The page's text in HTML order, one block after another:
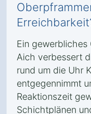
Ein gewerbliches
Aich verbessert
rund um die Uhr
entgegennimmt
Reaktionszeit
Schichtplänen